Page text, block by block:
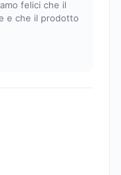
felici che il
e che il prodotto